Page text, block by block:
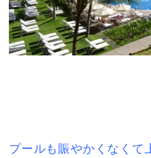
プールも賑やかくなくて